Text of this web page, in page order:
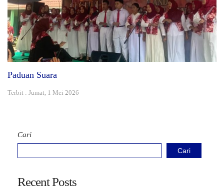
Paduan Suara
Terbit : Jumat, 1 Mei 2026
Cari
Cari
Recent Posts